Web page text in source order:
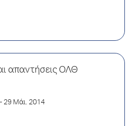
απαντήσεις ΟΛΘ
- 29 Μάι. 2014